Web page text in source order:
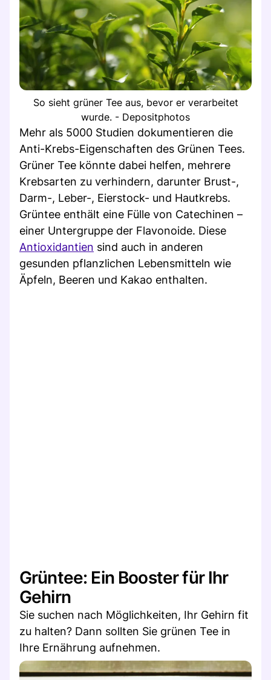
So sieht grüner Tee aus, bevor er verarbeitet
wurde. - Depositphotos
Mehr als 5000 Studien dokumentieren die
Anti-Krebs-Eigenschaften des Grünen Tees.
Grüner Tee könnte dabei helfen, mehrere
Krebsarten zu verhindern, darunter Brust-,
Darm-, Leber-, Eierstock- und Hautkrebs.
Grüntee enthält eine Fülle von Catechinen –
einer Untergruppe der Flavonoide. Diese
Antioxidantien sind auch in anderen
gesunden pflanzlichen Lebensmitteln wie
Äpfeln, Beeren und Kakao enthalten.
Grüntee: Ein Booster für Ihr
Gehirn
Sie suchen nach Möglichkeiten, Ihr Gehirn fit
zu halten? Dann sollten Sie grünen Tee in
Ihre Ernährung aufnehmen.